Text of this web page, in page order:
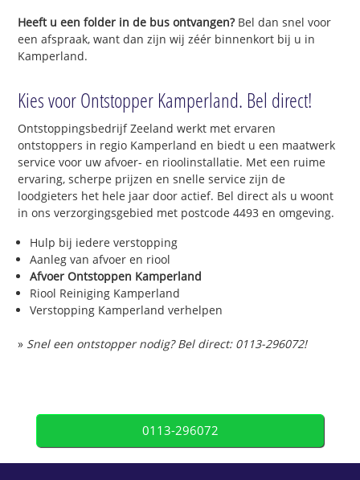
Heeft u een folder in de bus ontvangen?Bel dan snel voor
een afspraak, want dan zijn wij zéér binnenkort bij u in
Kamperland.
Kies voor Ontstopper Kamperland. Bel direct!
Ontstoppingsbedrijf Zeeland werkt met ervaren
ontstoppers in regio Kamperland en biedt u een maatwerk
service voor uw afvoer- en rioolinstallatie. Met een ruime
ervaring, scherpe prijzen en snelle service zijn de
loodgieters het hele jaar door actief. Bel direct als u woont
in ons verzorgingsgebied met postcode 4493 en omgeving.
Hulp bij iedere verstopping
Aanleg van afvoer en riool
Afvoer Ontstoppen Kamperland
Riool Reiniging Kamperland
Verstopping Kamperland verhelpen
» Snel een ontstopper nodig? Bel direct: 0113-296072!
0113-296072